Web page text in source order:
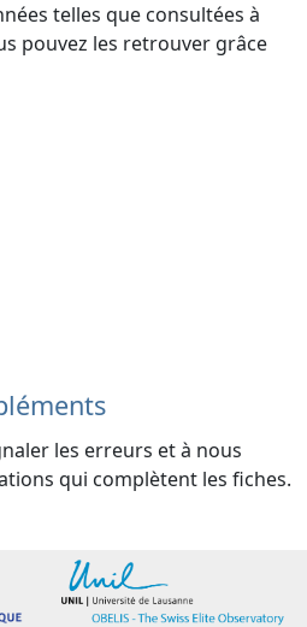
telles que consultées à
pouvez les retrouver grâce
les erreurs et à nous
qui complètent les fiches.